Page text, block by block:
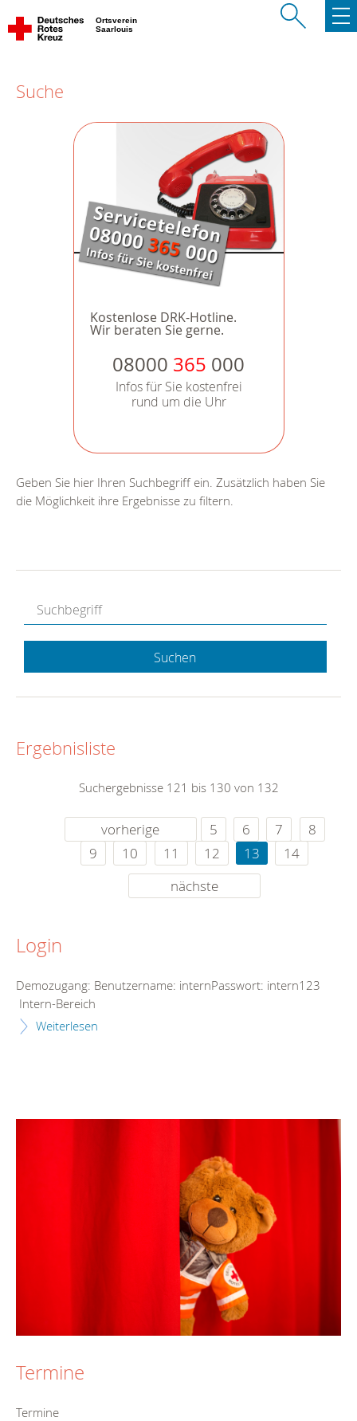
Ortsverein
Saarlouis
Suche
Kostenlose DRK-Hotline.
Wir beraten Sie gerne.
08000 365 000
Infos für Sie kostenfrei
rund um die Uhr
Geben Sie hier Ihren Suchbegriff ein. Zusätzlich haben Sie
die Möglichkeit ihre Ergebnisse zu filtern.
Suchen
Ergebnisliste
Suchergebnisse 121 bis 130 von 132
vorherige 5 6 7
8
9
10 11 12 13
14
nächste
Login
Demozugang: Benutzername: internPasswort: intern123
Intern-Bereich
Weiterlesen
Termine
Termine